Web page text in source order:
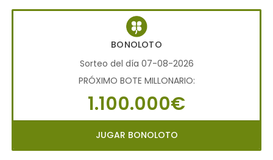
BONOLOTO
Sorteo del día 07-08-2026
PRÓXIMO BOTE MILLONARIO:
1.100.000€
JUGAR BONOLOTO